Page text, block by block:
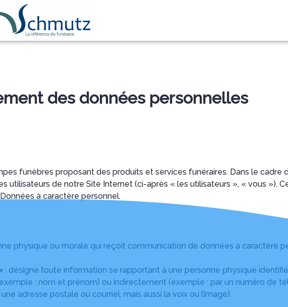
MONUMENTS FUNÉRAIRES
des données personnelles
funèbres proposant des produits et services funéraires. Dans le
utilisateurs de notre Site Internet (ci-après « les utilisateurs », « vous »).
à caractère personnel.
physique ou morale qui reçoit communication de données à caractère
: désigne toute information se rapportant à une personne physique
: nom et prénom) ou indirectement (exemple : par un numéro de
adresse postale ou courriel, mais aussi la voix ou l’image).